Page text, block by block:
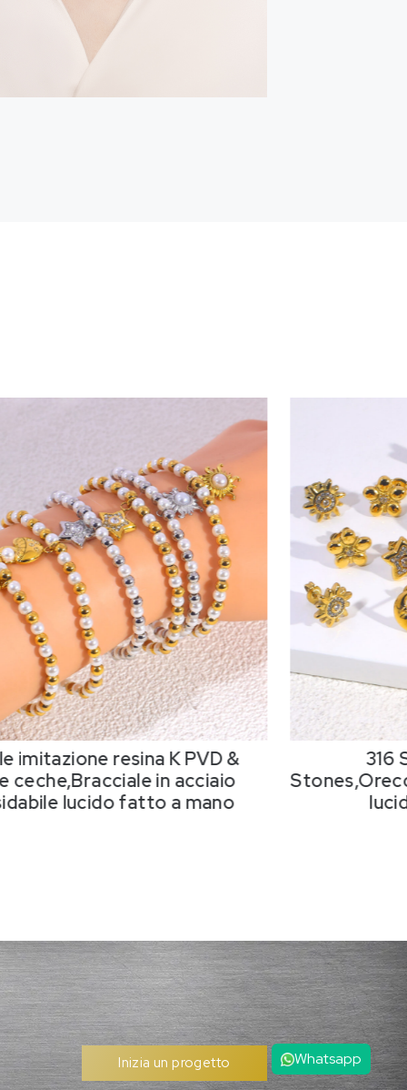
imitazione resina K PVD &
ceche,Bracciale in acciaio
lucido fatto a mano
316
Stones
Inizia un progetto Whatsapp